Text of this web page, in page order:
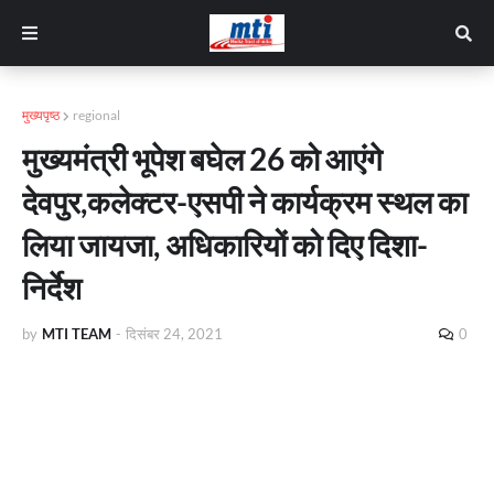
मुख्यपृष्ठ regional
मुख्यमंत्री भूपेश बघेल 26 को आएंगे
देवपुर,कलेक्टर-एसपी ने कार्यक्रम स्थल का
लिया जायजा, अधिकारियों को दिए दिशा-
निर्देश
by MTI TEAM - दिसंबर 24, 2021 0